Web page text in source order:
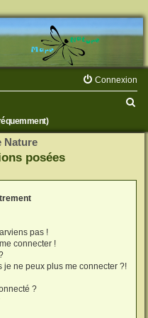
Connexion
Nature
posées
pas !
connecter !
je ne peux plus me connecter ?!
?